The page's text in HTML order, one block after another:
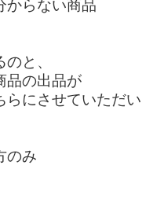
からない商品
と、
品の出品が
らにさせていただい
のみ